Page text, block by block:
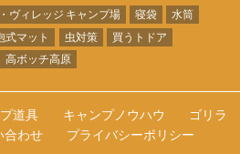
ヴィレッジ キャンプ場
寝袋
水筒
式マット 虫対策
買うトドア
高ボッチ高原
道具 キャンプノウハウ
ゴリラ
合わせ プライバシーポリシー